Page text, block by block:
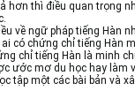
hơn thì điều quan trọng
về ngữ pháp tiếng Hàn
ai có chứng chỉ tiếng Hàn
chỉ tiếng Hàn là minh
ước mơ du học hay làm
tập một các bài bản và